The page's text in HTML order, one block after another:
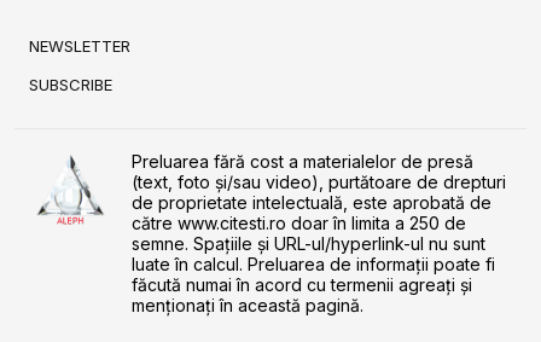
NEWSLETTER
SUBSCRIBE
Preluarea fără cost a materialelor de presă
(text, foto și/sau video), purtătoare de drepturi
de proprietate intelectuală, este aprobată de
către www.citesti.ro doar în limita a 250 de
semne. Spaţiile şi URL-ul/hyperlink-ul nu sunt
luate în calcul. Preluarea de informaţii poate fi
făcută numai în acord cu termenii agreaţi şi
menţionaţi în această pagină.